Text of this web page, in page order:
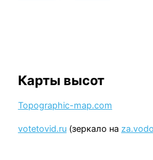
Карты высот
Topographic-map.com
votetovid.ru(зеркало на